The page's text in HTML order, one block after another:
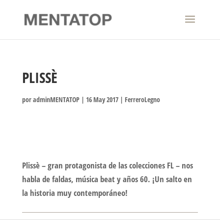
PLISSÈ
poradminMENTATOP| 16 May 2017| FerreroLegno
Plissè – gran protagonista de las colecciones FL – nos
habla de faldas, música beat y años 60. ¡Un salto en
la historia muy contemporáneo!